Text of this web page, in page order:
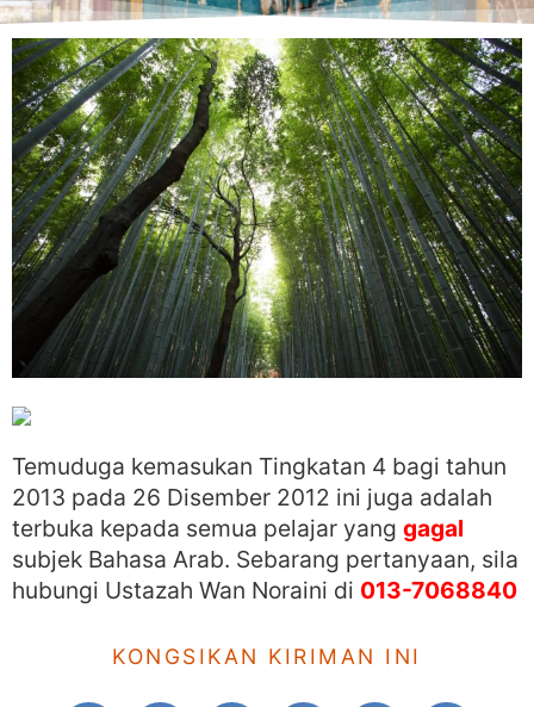
Temuduga kemasukan Tingkatan 4 bagi tahun
2013 pada 26 Disember 2012 ini juga adalah
terbuka kepada semua pelajar yang gagal
subjek Bahasa Arab. Sebarang pertanyaan, sila
hubungi Ustazah Wan Noraini di 013-7068840
KONGSIKAN KIRIMAN INI